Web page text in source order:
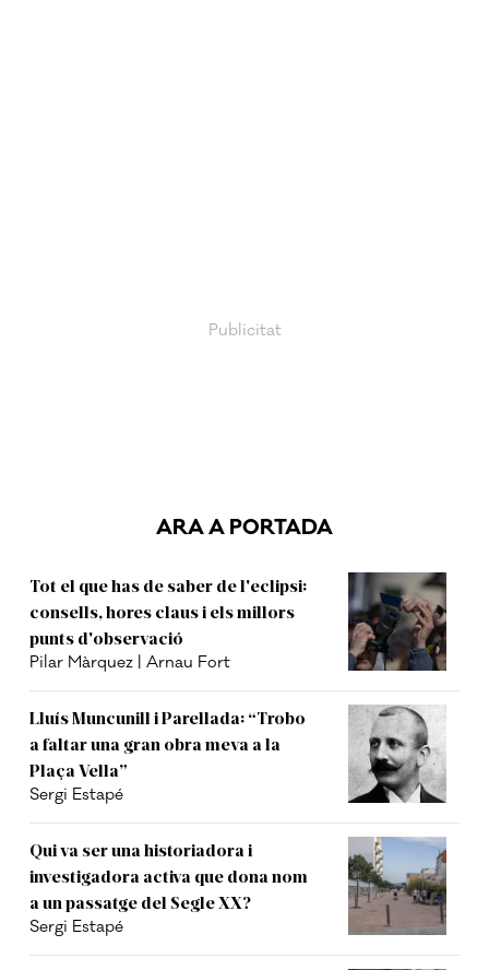
ARA A PORTADA
Tot el que has de saber de l'eclipsi:
consells, hores claus i els millors
punts d'observació
Pilar Màrquez | Arnau Fort
Lluís Muncunill i Parellada: “Trobo
a faltar una gran obra meva a la
Plaça Vella”
Sergi Estapé
Qui va ser una historiadora i
investigadora activa que dona nom
a un passatge del Segle XX?
Sergi Estapé